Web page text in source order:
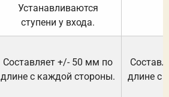
Устанавливаются
ступени у входа.
Составляет +/- 50 мм по
длине с каждой стороны.
длине с